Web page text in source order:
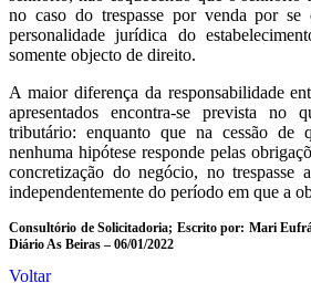
no caso do trespasse por venda por se
personalidade jurídica do
somente objecto de direito.
A maior diferença da responsabilidade
apresentados encontra-se prevista no
tributário: enquanto que na cessão de
nenhuma hipótese responde pelas
concretização do negócio, no trespasse
independentemente do período em que a
Consultório de Solicitadoria; Escrito por: Mari
Diário As Beiras – 06/01/2022
Voltar